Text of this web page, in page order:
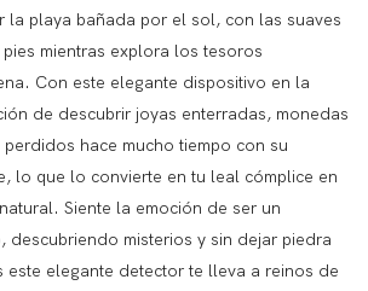
la playa bañada por el sol, con las suaves
mientras explora los tesoros
Con este elegante dispositivo en la
de descubrir joyas enterradas, monedas
hace mucho tiempo con su
lo que lo convierte en tu leal cómplice en
Siente la emoción de ser un
descubriendo misterios y sin dejar piedra
este elegante detector te lleva a reinos de